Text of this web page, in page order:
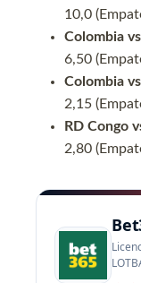
10,0
Colombia
6,50
Colombia
2,15
RD Congo
2,80